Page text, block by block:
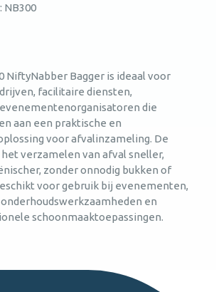
NiftyNabber Bagger is ideaal voor
facilitaire diensten,
die
aan een praktische en
voor afvalinzameling. De
verzamelen van afval sneller,
zonder onnodig bukken of
voor gebruik bij evenementen,
en
schoonmaaktoepassingen.